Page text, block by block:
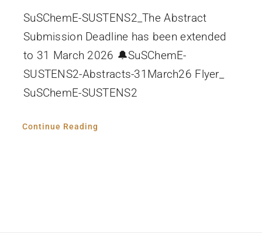
SuSChemE-SUSTENS2_The Abstract
Submission Deadline has been extended
to 31 March 2026 🔔SuSChemE-
SUSTENS2-Abstracts-31March26 Flyer_
SuSChemE-SUSTENS2
Continue Reading